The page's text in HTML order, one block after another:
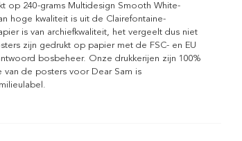
op 240-grams Multidesign Smooth White-
hoge kwaliteit is uit de Clairefontaine-
is van archiefkwaliteit, het vergeelt dus niet
zijn gedrukt op papier met de FSC- en EU
bosbeheer. Onze drukkerijen zijn 100%
van de posters voor Dear Sam is